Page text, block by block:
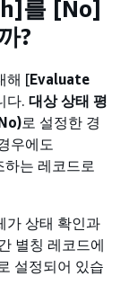
를 [No]
?
해 [Evaluate
다. 대상 상태 평
로 설정한 경
우에도
는 레코드로
가 상태 확인과
별칭 레코드에
설정되어 있습